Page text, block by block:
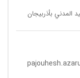
المدني بأذربیجان